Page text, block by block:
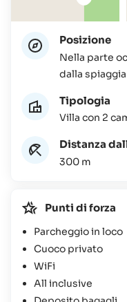
Posizione
Nella parte
dalla
Tipologia
Villa con 2
Distanza
300 m
Punti di forza
Parcheggio in loco
Cuoco privato
WiFi
All inclusive